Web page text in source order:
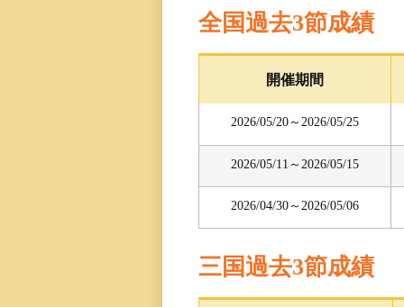
全国過去3節成績
開催期間
2026/05/20～2026/05/25
2026/05/11～2026/05/15
2026/04/30～2026/05/06
三国過去3節成績